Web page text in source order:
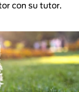
con su tutor.